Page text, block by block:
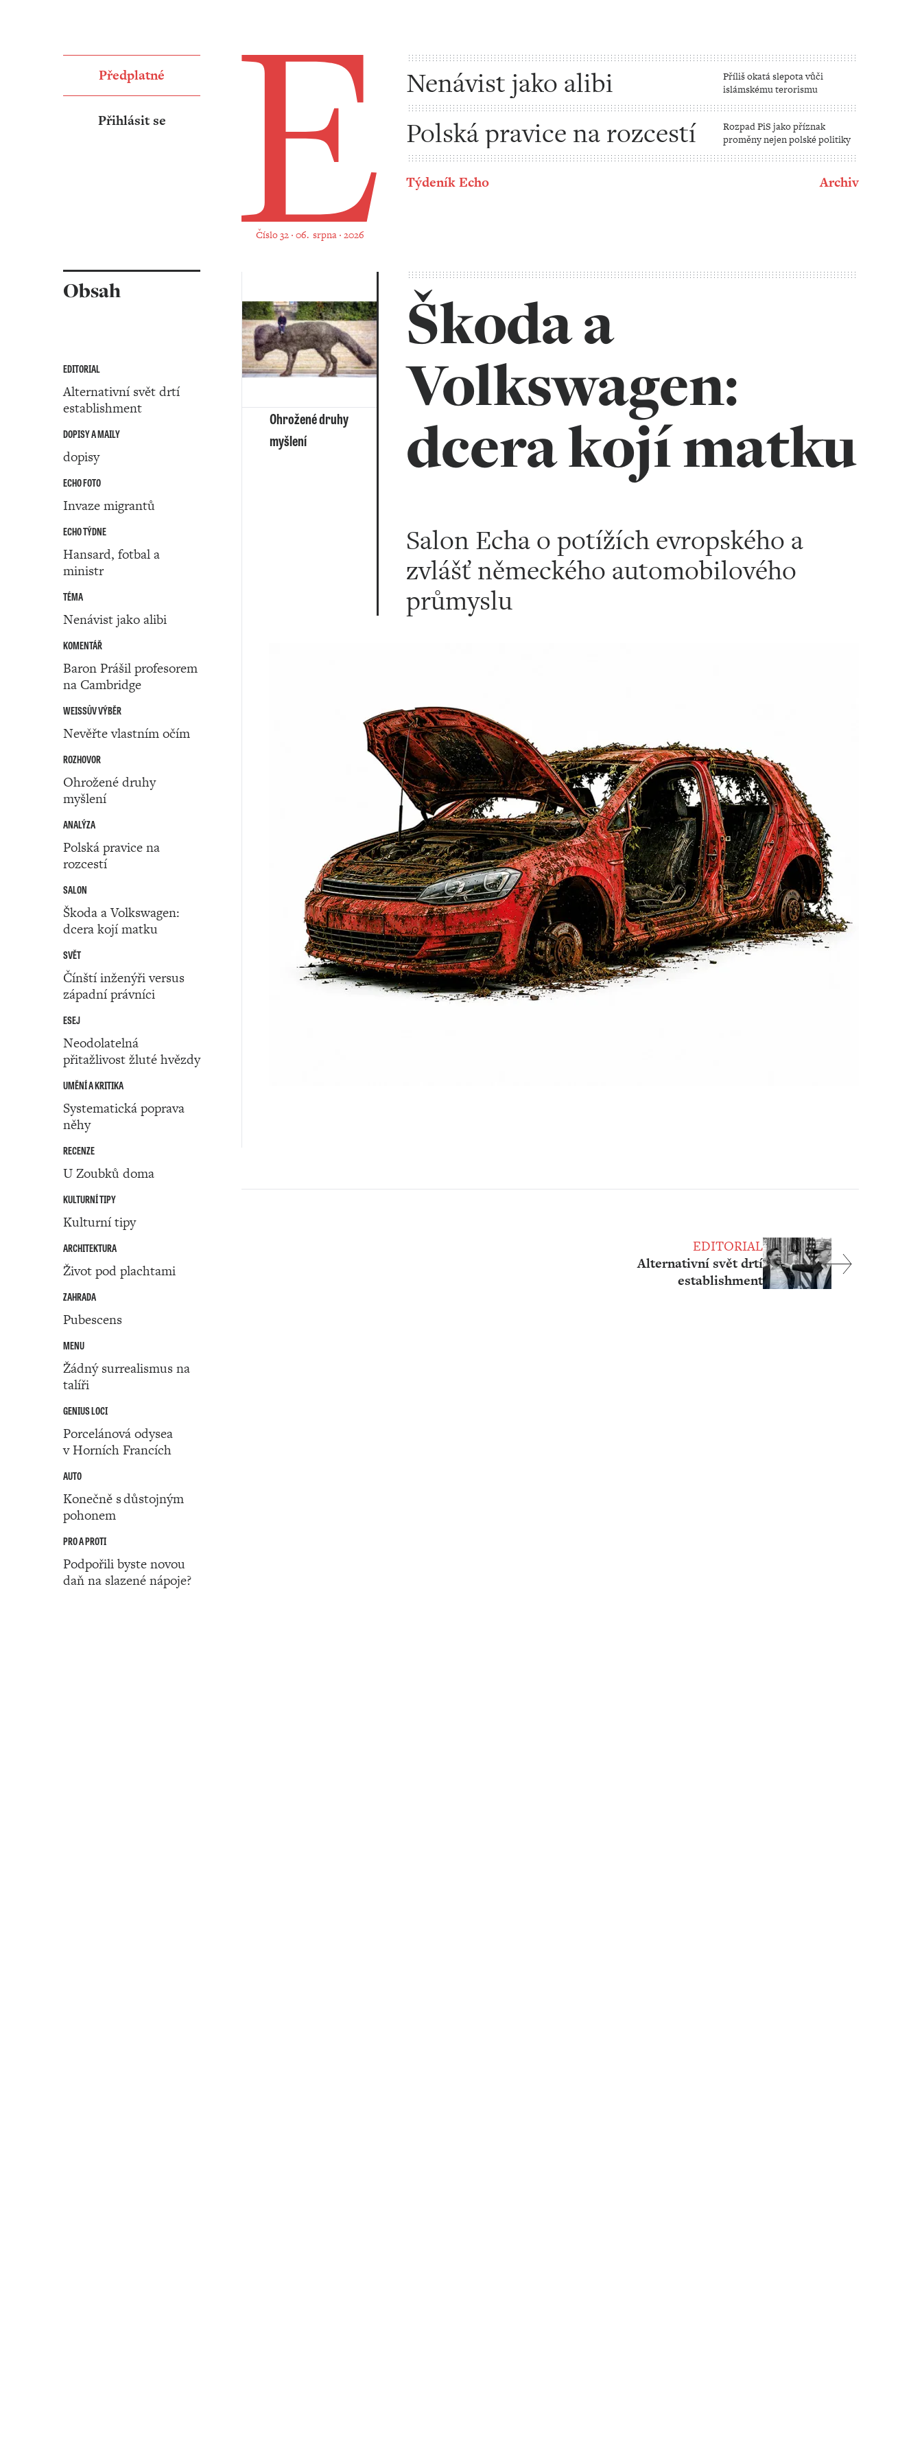
Číslo 32 ‧ 06. srpna ‧ 2026
Nenávist jako alibi
Příliš okatá slepota vůči
islámskému terorismu
Polská pravice na rozcestí
Rozpad PiS jako příznak
proměny nejen polské politiky
Týdeník Echo Archiv
Předplatné
Přihlásit se
Obsah
EDITORIAL
Alternativní svět drtí
establishment
DOPISY A MAILY
dopisy
ECHO FOTO
Invaze migrantů
ECHO TÝDNE
Hansard, fotbal a
ministr
TÉMA
Nenávist jako alibi
KOMENTÁŘ
Baron Prášil profesorem
na Cambridge
WEISSŮV VÝBĚR
Nevěřte vlastním očím
ROZHOVOR
Ohrožené druhy
myšlení
ANALÝZA
Polská pravice na
rozcestí
SALON
Škoda a Volkswagen:
dcera kojí matku
SVĚT
Čínští inženýři versus
západní právníci
ESEJ
Neodolatelná
přitažlivost žluté hvězdy
UMĚNÍ A KRITIKA
Systematická poprava
něhy
RECENZE
U Zoubků doma
KULTURNÍ TIPY
Kulturní tipy
ARCHITEKTURA
Život pod plachtami
ZAHRADA
Pubescens
MENU
Žádný surrealismus na
talíři
GENIUS LOCI
Porcelánová odysea
v Horních Francích
AUTO
Konečně s důstojným
pohonem
PRO A PROTI
Podpořili byste novou
daň na slazené nápoje?
Škoda a
Volkswagen:
dcera kojí matku
Salon Echa o potížích evropského a
zvlášť německého automobilového
průmyslu
Ohrožené druhy
myšlení
EDITORIAL
Alternativní svět drtí
establishment